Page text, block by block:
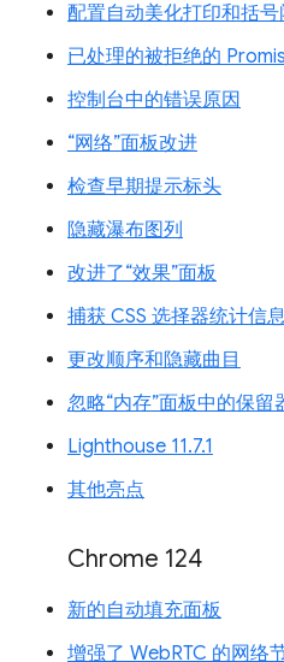
配置自动美化打印和括号
已处理的被拒绝的
控制台中的错误原因
“网络”面板改进
检查早期提示标头
隐藏瀑布图列
改进了“效果”面板
捕获 CSS 选择器统计信
更改顺序和隐藏曲目
忽略“内存”面板中的保留
Lighthouse 11.7.1
其他亮点
Chrome 124
新的自动填充面板
增强了 WebRTC 的网络